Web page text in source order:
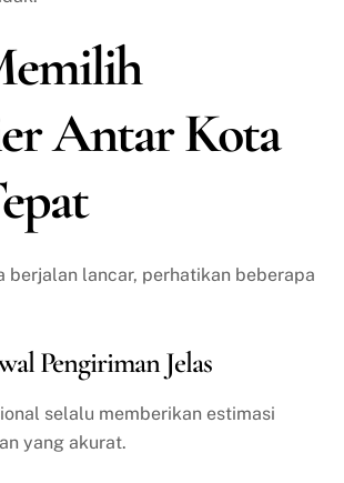
Antar Kota
berjalan lancar, perhatikan beberapa
Pengiriman Jelas
selalu memberikan estimasi
yang akurat.